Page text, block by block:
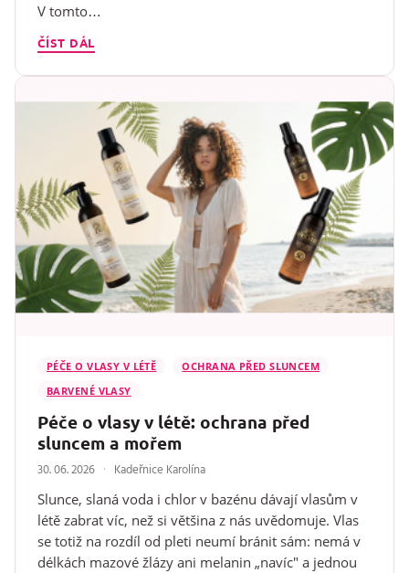
V tomto…
ČÍST DÁL
PÉČE O VLASY V LÉTĚ
OCHRANA PŘED SLUNCEM
BARVENÉ VLASY
Péče o vlasy v létě: ochrana před
sluncem a mořem
30. 06. 2026 Kadeřnice Karolína
Slunce, slaná voda i chlor v bazénu dávají vlasům v
létě zabrat víc, než si většina z nás uvědomuje. Vlas
se totiž na rozdíl od pleti neumí bránit sám: nemá v
délkách mazové žlázy ani melanin „navíc" a jednou